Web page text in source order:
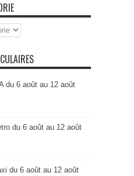
du 6 août au 12 août
du 6 août au 12 août
du 6 août au 12 août